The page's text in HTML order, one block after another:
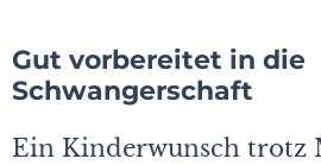
Gut vorbereitet in die
Schwangerschaft
Ein Kinderwunsch trotz